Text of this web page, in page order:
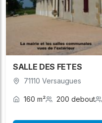
SALLE DES FETES
71110 Versaugues
160 m² 200 debout